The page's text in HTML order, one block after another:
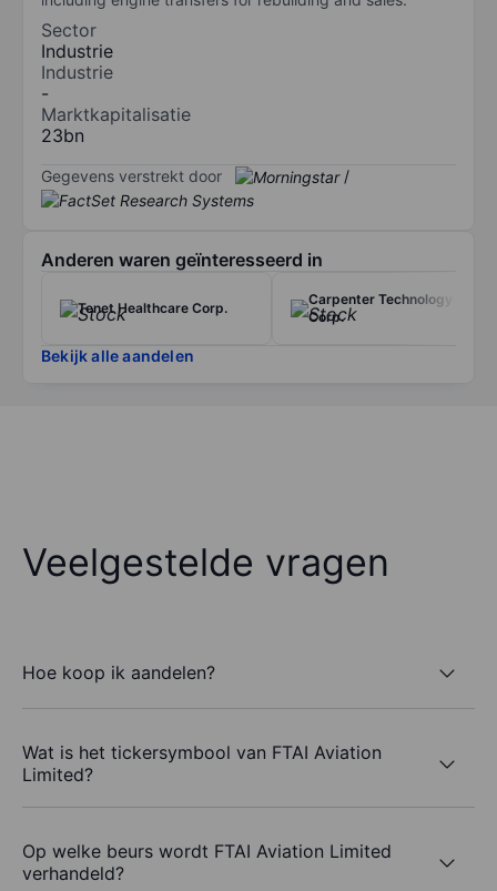
Sector
Industrie
Industrie
-
Marktkapitalisatie
23bn
Gegevens verstrekt door /
Anderen waren geïnteresseerd in
Tenet Healthcare Corp.
Carpenter Technology
Corp.
Bekijk alle aandelen
Veelgestelde vragen
Hoe koop ik aandelen?
Wat is het tickersymbool van FTAI Aviation
Limited?
Op welke beurs wordt FTAI Aviation Limited
verhandeld?